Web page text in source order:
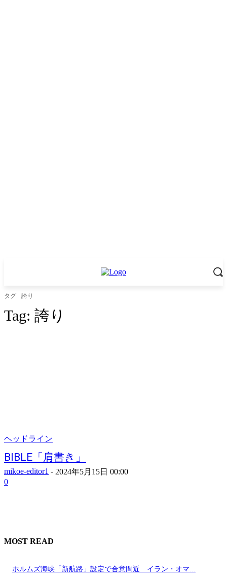
タグ 誇り
Tag: 誇り
ヘッドライン
BIBLE「肩書き」
mikoe-editor1 - 2024年5月15日 00:00
0
MOST READ
ホルムズ海峡「新航路」設定で合意間近 イラン・オマ...